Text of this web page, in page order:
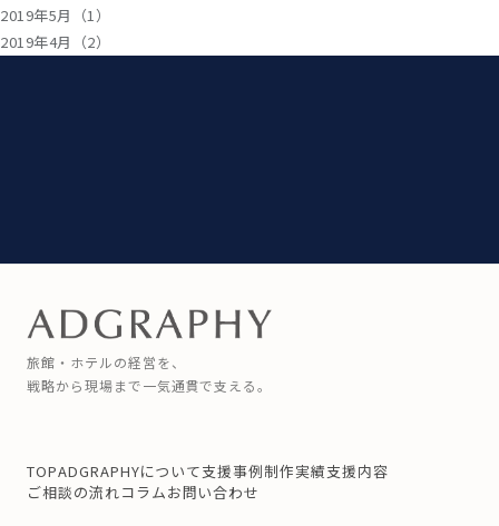
2019年5月（1）
2019年4月（2）
旅館・ホテルの経営を、
戦略から現場まで一気通貫で支える。
TOPADGRAPHYについて支援事例制作実績支援内容
ご相談の流れコラムお問い合わせ